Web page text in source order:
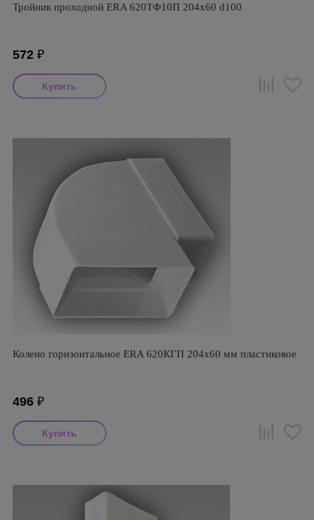
Тройник проходной ERA 620ТФ10П 204х60 d100
572 ₽
Колено горизонтальное ERA 620КГП 204х60 мм пластиковое
496 ₽